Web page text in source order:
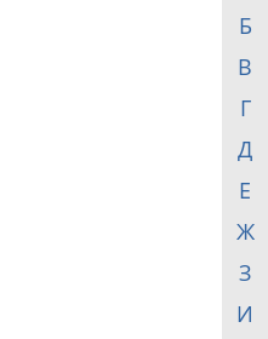
Б
В
Г
Д
Е
Ж
З
И